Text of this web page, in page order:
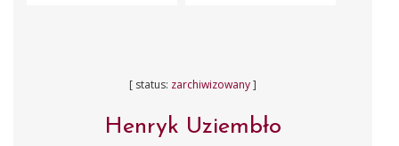
[ status: zarchiwizowany]
Henryk Uziembło